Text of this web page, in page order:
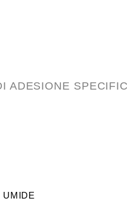
ADESIONE
UMIDE